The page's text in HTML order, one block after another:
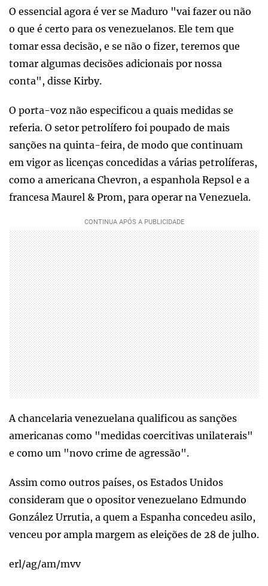
O essencial agora é ver se Maduro "vai fazer ou não
o que é certo para os venezuelanos. Ele tem que
tomar essa decisão, e se não o fizer, teremos que
tomar algumas decisões adicionais por nossa
conta", disse Kirby.
O porta-voz não especificou a quais medidas se
referia. O setor petrolífero foi poupado de mais
sanções na quinta-feira, de modo que continuam
em vigor as licenças concedidas a várias petrolíferas,
como a americana Chevron, a espanhola Repsol e a
francesa Maurel & Prom, para operar na Venezuela.
A chancelaria venezuelana qualificou as sanções
americanas como "medidas coercitivas unilaterais"
e como um "novo crime de agressão".
Assim como outros países, os Estados Unidos
consideram que o opositor venezuelano Edmundo
González Urrutia, a quem a Espanha concedeu asilo,
venceu por ampla margem as eleições de 28 de julho.
erl/ag/am/mvv